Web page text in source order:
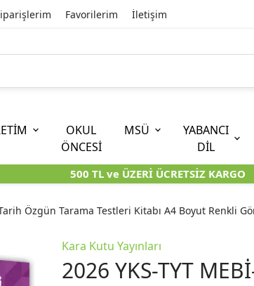
Favorilerim İletişim
KİTAPLARI
TYT
KARA KUTU KİTAPLARI
KİTAPLARI
LİSANS
KARA KUTU KİTAPLARI
6. SINIF (İOKBS)
KARA KUTU KİTAPLARI
OKUL
ÖNCESİ
MSÜ
YABANCI
DİL
500 TL ve ÜZERİ ÜCRETSİZ KARGO
Özgün Tarama Testleri Kitabı A4 Boyut Renkli
Kara Kutu Yayınları
2026 YKS-TYT